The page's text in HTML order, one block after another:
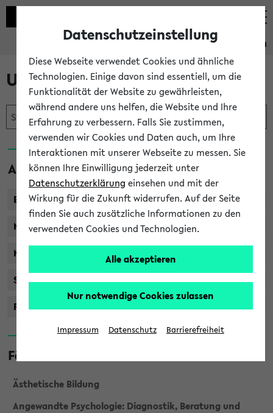
Studieninformation
Unser Studienangebot
Abschlüsse
Bachelor
Master of Arts / Science
Master of Education
Staatsprüfung
Promotionsstudiengänge
Fächer
Ästhetische Bildung
Angewandte Psychologie: Diagnostik, Beratung und
Datenschutzeinstellung
Diese Webseite verwendet Cookies und ähnliche
Technologien. Einige davon sind essentiell, um die
Funktionalität der Website zu gewährleisten,
während andere uns helfen, die Website und Ihre
Erfahrung zu verbessern. Falls Sie zustimmen,
verwenden wir Cookies und Daten auch, um Ihre
Interaktionen mit unserer Webseite zu messen. Sie
können Ihre Einwilligung jederzeit unter
Datenschutzerklärung einsehen und mit der
Wirkung für die Zukunft widerrufen. Auf der Seite
finden Sie auch zusätzliche Informationen zu den
verwendeten Cookies und Technologien.
Alle akzeptieren
Nur notwendige Cookies zulassen
Impressum Datenschutz Barrierefreiheit